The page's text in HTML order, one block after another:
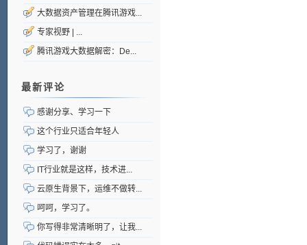
大数据资产管理在腾讯游戏...
专家视野 | ...
腾讯游戏大数据解密：De...
最新评论
感谢分享、学习一下
这个行业只适合年轻人
学习了，谢谢
IT行业就是这样，技术进...
云原生背景下，运维不做转...
呵呵，学习了。
你写得非常清晰明了，让我...